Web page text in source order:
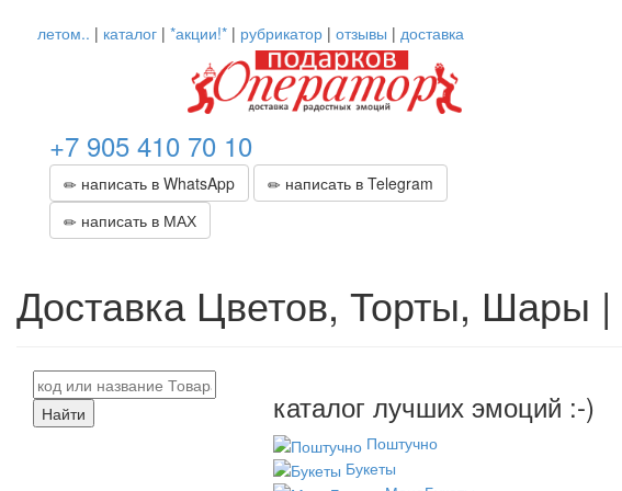
летом.. | каталог | *акции!* | рубрикатор | отзывы | доставка
+7 905 410 70 10
написать в WhatsApp
написать в Telegram
написать в МАХ
Доставка Цветов, Торты, Шары |
Найти каталог лучших эмоций :-)
Поштучно
Букеты